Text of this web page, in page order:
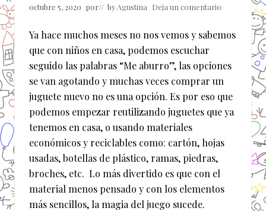
octubre 5, 2020 por// by Agustina Deja un comentario
Ya hace muchos meses no nos vemos y sabemos
que con niños en casa, podemos escuchar
seguido las palabras “Me aburro”, las opciones
se van agotando y muchas veces comprar un
juguete nuevo no es una opción. Es por eso que
podemos empezar reutilizando juguetes que ya
tenemos en casa, o usando materiales
económicos y reciclables como: cartón, hojas
usadas, botellas de plástico, ramas, piedras,
broches, etc. Lo más divertido es que con el
material menos pensado y con los elementos
más sencillos, la magia del juego sucede.